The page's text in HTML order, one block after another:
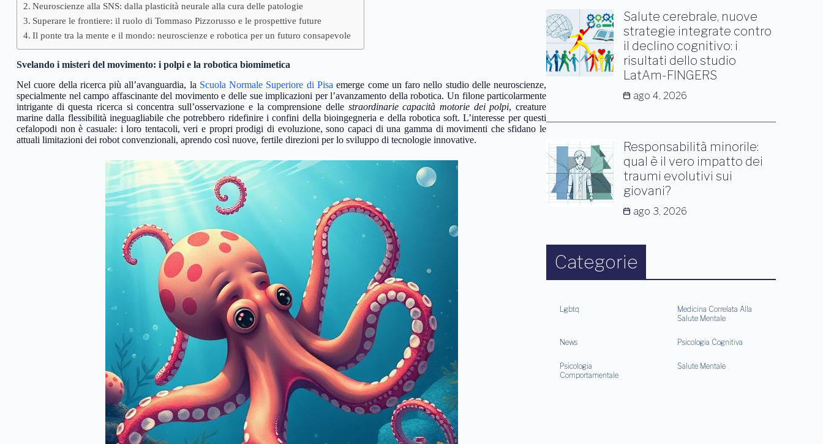
Neuroscienze alla SNS: dalla plasticità neurale alla cura delle patologie
Superare le frontiere: il ruolo di Tommaso Pizzorusso e le prospettive future
Il ponte tra la mente e il mondo: neuroscienze e robotica per un futuro consapevole
Svelando i misteri del movimento: i polpi e la robotica biomimetica
Nel cuore della ricerca più all’avanguardia, la Scuola Normale Superiore di Pisa emerge come un faro nello studio delle neuroscienze,
specialmente nel campo affascinante del movimento e delle sue implicazioni per l’avanzamento della robotica. Un filone particolarmente
intrigante di questa ricerca si concentra sull’osservazione e la comprensione delle straordinarie capacità motorie dei polpi, creature
marine dalla flessibilità ineguagliabile che potrebbero ridefinire i confini della bioingegneria e della robotica soft. L’interesse per questi
cefalopodi non è casuale: i loro tentacoli, veri e propri prodigi di evoluzione, sono capaci di una gamma di movimenti che sfidano le
attuali limitazioni dei robot convenzionali, aprendo così nuove, fertile direzioni per lo sviluppo di tecnologie innovative.
Salute cerebrale, nuove
strategie integrate contro
il declino cognitivo: i
risultati dello studio
LatAm-FINGERS
ago 4, 2026
Responsabilità minorile:
qual è il vero impatto dei
traumi evolutivi sui
giovani?
ago 3, 2026
Categorie
Lgbtq
Medicina Correlata Alla
Salute Mentale
News Psicologia Cognitiva
Psicologia
Comportamentale
Salute Mentale